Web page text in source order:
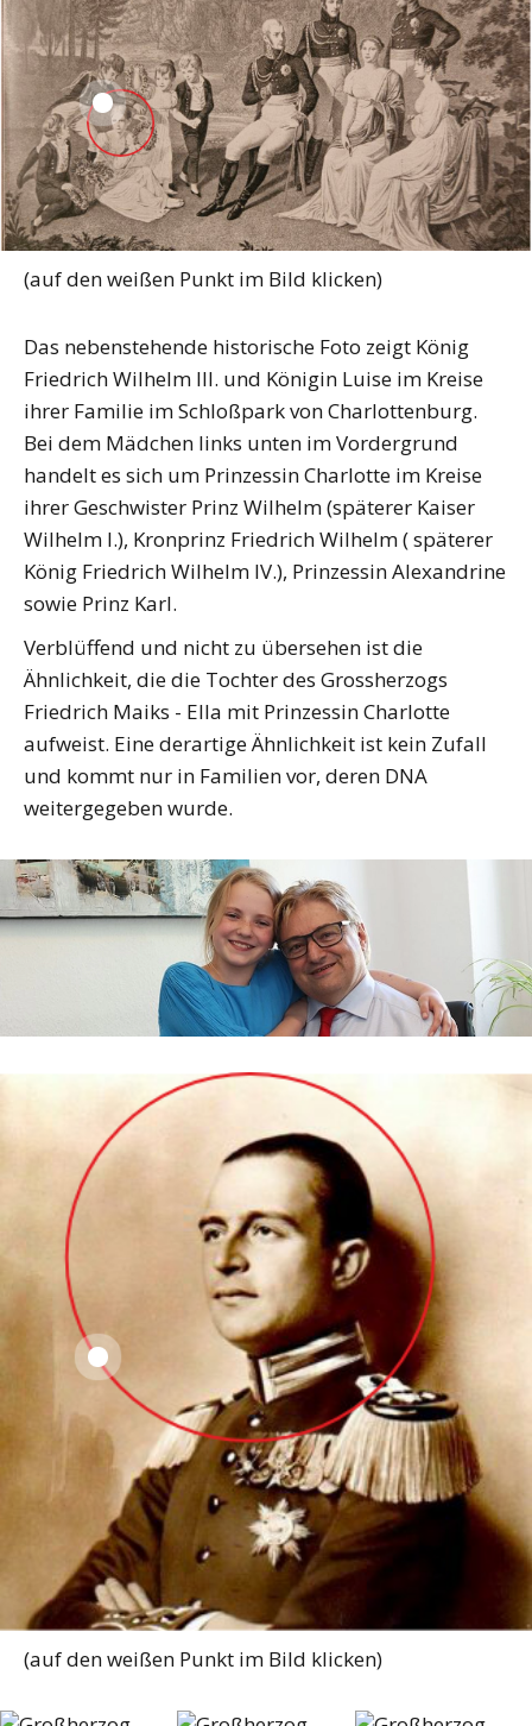
(auf den weißen Punkt im Bild klicken)
Das nebenstehende historische Foto zeigt König
Friedrich Wilhelm III. und Königin Luise im Kreise
ihrer Familie im Schloßpark von Charlottenburg.
Bei dem Mädchen links unten im Vordergrund
handelt es sich um Prinzessin Charlotte im Kreise
ihrer Geschwister Prinz Wilhelm (späterer Kaiser
Wilhelm I.), Kronprinz Friedrich Wilhelm ( späterer
König Friedrich Wilhelm IV.), Prinzessin Alexandrine
sowie Prinz Karl.
Verblüffend und nicht zu übersehen ist die
Ähnlichkeit, die die Tochter des Grossherzogs
Friedrich Maiks - Ella mit Prinzessin Charlotte
aufweist. Eine derartige Ähnlichkeit ist kein Zufall
und kommt nur in Familien vor, deren DNA
weitergegeben wurde.
(auf den weißen Punkt im Bild klicken)